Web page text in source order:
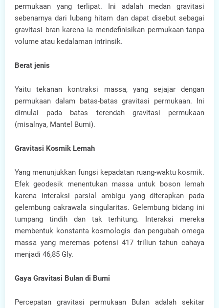
permukaan yang terlipat. Ini adalah medan gravitasi
sebenarnya dari lubang hitam dan dapat disebut sebagai
gravitasi bran karena ia mendefinisikan permukaan tanpa
volume atau kedalaman intrinsik.
Berat jenis
Yaitu tekanan kontraksi massa, yang sejajar dengan
permukaan dalam batas-batas gravitasi permukaan. Ini
dimulai pada batas terendah gravitasi permukaan
(misalnya, Mantel Bumi).
Gravitasi Kosmik Lemah
Yang menunjukkan fungsi kepadatan ruang-waktu kosmik.
Efek geodesik menentukan massa untuk boson lemah
karena interaksi parsial ambigu yang diterapkan pada
gelembung cakrawala singularitas. Gelembung bidang ini
tumpang tindih dan tak terhitung. Interaksi mereka
membentuk konstanta kosmologis dan pengubah omega
massa yang meremas potensi 417 triliun tahun cahaya
menjadi 46,85 Gly.
Gaya Gravitasi Bulan di Bumi
Percepatan gravitasi permukaan Bulan adalah sekitar